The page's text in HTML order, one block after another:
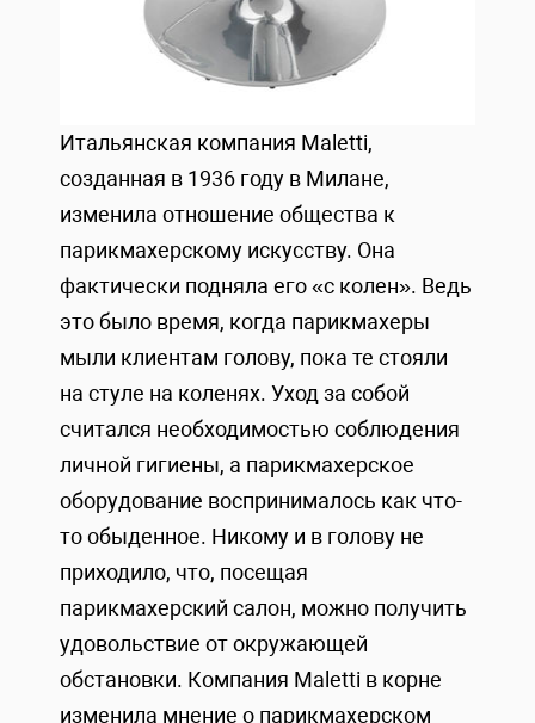
Итальянская компания Maletti,
созданная в 1936 году в Милане,
изменила отношение общества к
парикмахерскому искусству. Она
фактически подняла его «с колен». Ведь
это было время, когда парикмахеры
мыли клиентам голову, пока те стояли
на стуле на коленях. Уход за собой
считался необходимостью соблюдения
личной гигиены, а парикмахерское
оборудование воспринималось как что-
то обыденное. Никому и в голову не
приходило, что, посещая
парикмахерский салон, можно получить
удовольствие от окружающей
обстановки. Компания Maletti в корне
изменила мнение о парикмахерском